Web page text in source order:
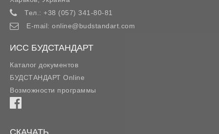
Тел.: +38 (057) 341-80-81
E-mail: online@budstandart.com
ИСС БУДСТАНДАРТ
Каталог документов
БУДСТАНДАРТ Online
Возможности программы
СКАЧАТЬ